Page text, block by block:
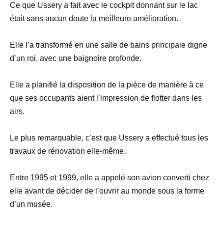
Ce que Ussery a fait avec le cockpit donnant sur le lac
était sans aucun doute la meilleure amélioration.
Elle l’a transformé en une salle de bains principale digne
d’un roi, avec une baignoire profonde.
Elle a planifié la disposition de la pièce de manière à ce
que ses occupants aient l’impression de flotter dans les
airs.
Le plus remarquable, c’est que Ussery a effectué tous les
travaux de rénovation elle-même.
Entre 1995 et 1999, elle a appelé son avion converti chez
elle avant de décider de l’ouvrir au monde sous la forme
d’un musée.